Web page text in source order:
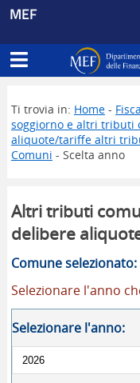
MEF
Apri menu
Dipartimento
Ti trovia in: Home-
soggiorno e altri tributi
aliquote/tariffe altri
Comuni - Scelta anno
Altri tributi
delibere
Comune selezionato:
Selezionare l'anno
Selezionare l'anno: